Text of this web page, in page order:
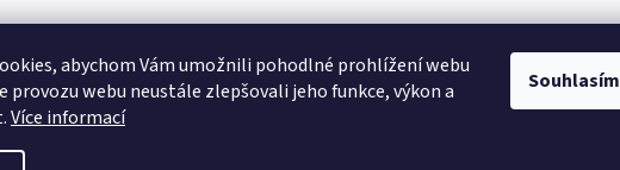
abychom Vám umožnili pohodlné prohlížení webu
provozu webu neustále zlepšovali jeho funkce, výkon a
Více informací
Souhlasím